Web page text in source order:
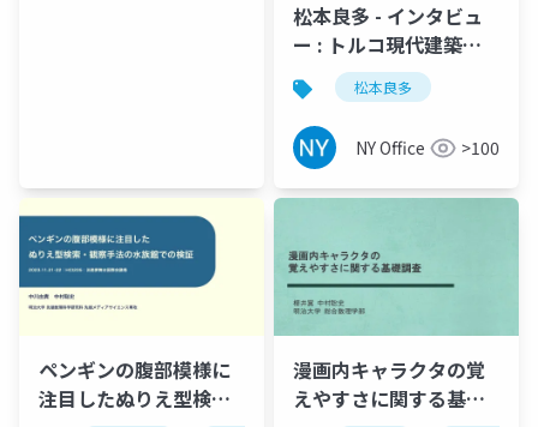
松本良多 - インタビュ
ー : トルコ現代建築と
美術 | TraMod アカデ
ミー 2023
松本良多
NY Office >100
ペンギンの腹部模様に
注目したぬりえ型検
漫画内キャラクタの覚
えやすさに関する基礎